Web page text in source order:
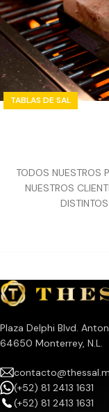
TABLAS DE SAL
TODOS NUESTROS
NUESTROS
Plaza Delphi Blvd.
64650 Monterrey, N.L.
(+52) 81 2413 1631
(+52) 81 2413 1631